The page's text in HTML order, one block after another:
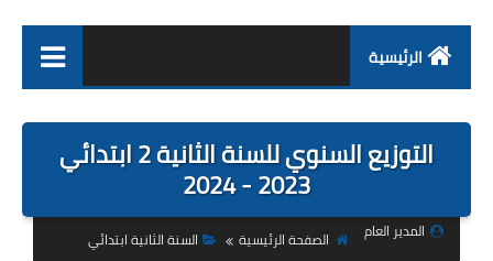
الرئيسية
التربية التحضيرية
السنة الاولى ابتدائي
التوزيع السنوي للسنة الثانية 2 ابتدائي
2023 - 2024
المدير العام الصفحة الرئيسية
السنة الثانية ابتدائي